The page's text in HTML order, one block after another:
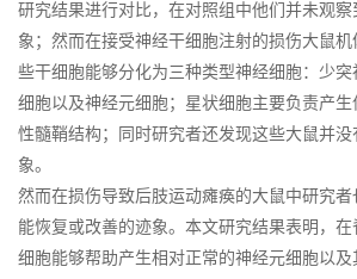
研究结果进行对比，在对照组中他们并未观
象；然而在接受神经干细胞注射的损伤大鼠
些干细胞能够分化为三种类型神经细胞：少
细胞以及神经元细胞；星状细胞主要负责产
性髓鞘结构；同时研究者还发现这些大鼠并
象。
然而在损伤导致后肢运动瘫痪的大鼠中研究
能恢复或改善的迹象。本文研究结果表明，
细胞能够帮助产生相对正常的神经元细胞以及